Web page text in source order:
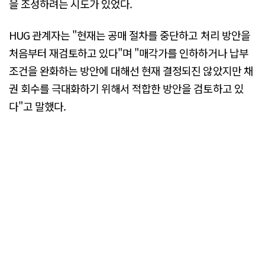
을 조성하려는 시도가 있었다.
HUG 관계자는 "현재는 공매 절차를 중단하고 처리 방안을
처음부터 재검토하고 있다"며 "매각가를 인하하거나 납부
조건을 완화하는 방안에 대해선 현재 결정되진 않았지만 채
권 회수를 극대화하기 위해서 적합한 방안을 검토하고 있
다"고 말했다.